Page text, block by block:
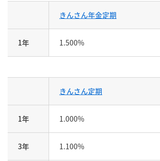
きんさん年金定期
1年 1.500%
きんさん定期
1年 1.000%
3年 1.100%